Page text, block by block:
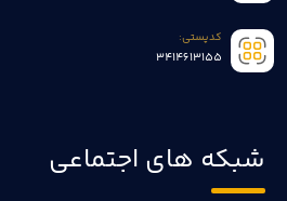
کدپستی:
3414613155
شبکه های اجتماعی